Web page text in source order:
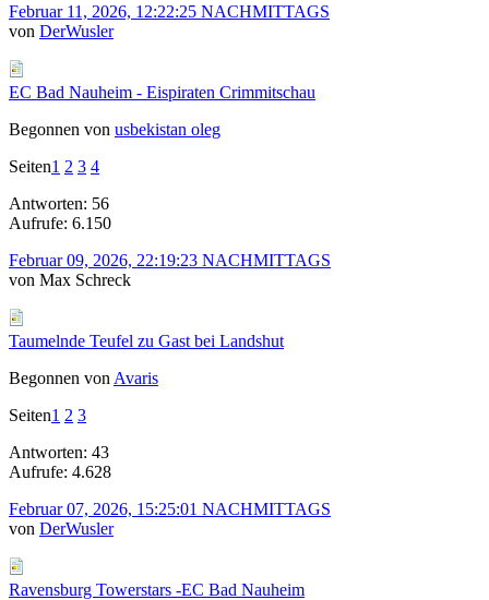
Februar 11, 2026, 12:22:25 NACHMITTAGS
von DerWusler
EC Bad Nauheim - Eispiraten Crimmitschau
Begonnen von usbekistan oleg
Seiten1 2 3 4
Antworten: 56
Aufrufe: 6.150
Februar 09, 2026, 22:19:23 NACHMITTAGS
von Max Schreck
Taumelnde Teufel zu Gast bei Landshut
Begonnen von Avaris
Seiten1 2 3
Antworten: 43
Aufrufe: 4.628
Februar 07, 2026, 15:25:01 NACHMITTAGS
von DerWusler
Ravensburg Towerstars -EC Bad Nauheim